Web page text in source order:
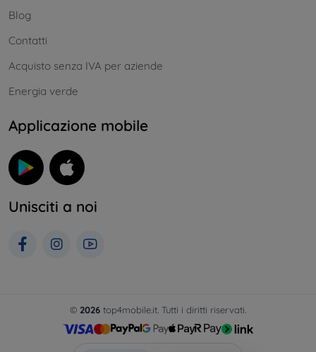
Blog
Contatti
Acquisto senza IVA per aziende
Energia verde
Applicazione mobile
Unisciti a noi
© 2026 top4mobile.it. Tutti i diritti riservati.